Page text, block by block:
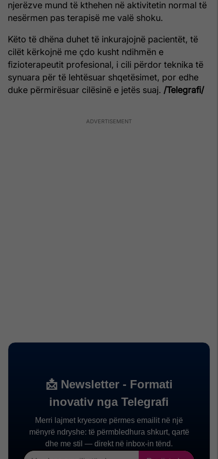
njerëzve mund të kthehen në aktivitetin normal të
nesërmen pas terapisë me valë shoku.
Këto të dhëna duhet të inkurajojnë pacientët, të
cilët kërkojnë me çdo kusht ndihmën e
fizioterapeutit profesional, i cili përdor teknika të
synuara për të lehtësuar shqetësimet, por edhe
duke përmirësuar cilësinë e jetës suaj. /Telegrafi/